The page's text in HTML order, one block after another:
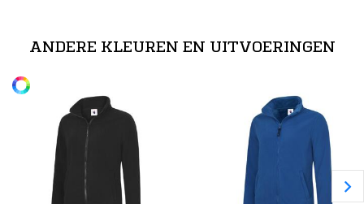
ANDERE KLEUREN EN UITVOERINGEN